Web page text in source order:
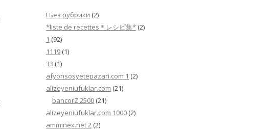
! Без рубрики (2)
*liste de recettes＊レシピ集* (2)
1 (92)
1119 (1)
33 (1)
afyonsosyetepazari.com 1 (2)
alizeyeniufuklar.com (21)
bancorZ 2500 (21)
alizeyeniufuklar.com 1000 (2)
amminex.net 2 (2)